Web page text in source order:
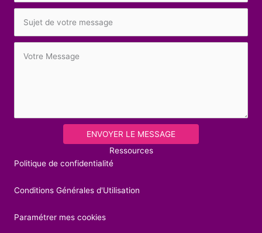
ENVOYER LE MESSAGE
Ressources
Politique de confidentialité
Conditions Générales d'Utilisation
Paramétrer mes cookies